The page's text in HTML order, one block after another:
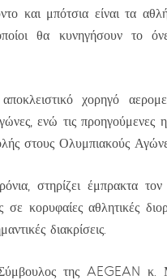
και μπότσια είναι τα
θα κυνηγήσουν το
χορηγό
ενώ τις προηγούμενες
στους Ολυμπιακούς
στηρίζει έμπρακτα τον
σε κορυφαίες αθλητικές
διακρίσεις.
της AEGEAN κ.